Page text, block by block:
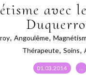
avec
, Angoulême,
Thérapeute, Soins,
01.03.2014 …